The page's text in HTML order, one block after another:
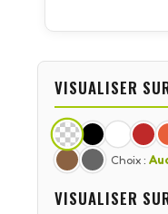
VISUALISER
Choix :
VISUALISER